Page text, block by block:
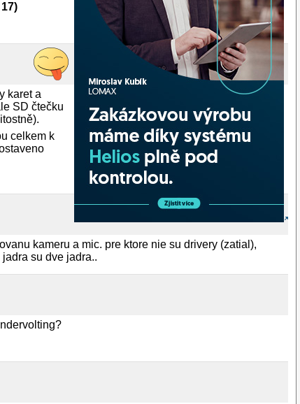
karet a
SD čtečku
celkem k
kameru a mic. pre ktore nie su drivery (zatial),
su dve jadra..